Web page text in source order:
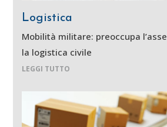
Logistica
Mobilità militare: preoccupa
la logistica civile
LEGGI TUTTO